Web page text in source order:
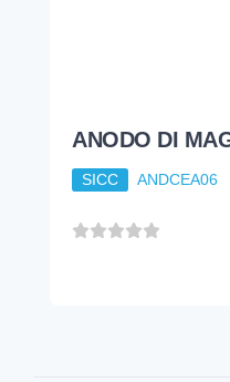
ANODO DI
SICC ANDCEA06